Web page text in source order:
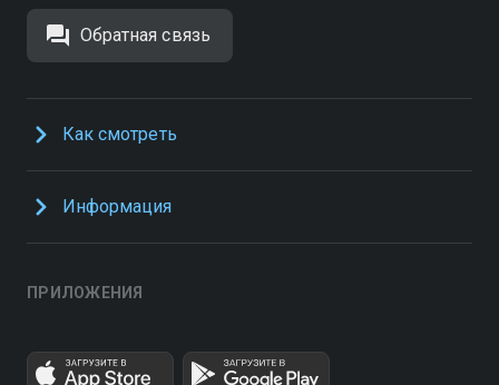
Обратная связь
Как смотреть
Информация
ПРИЛОЖЕНИЯ